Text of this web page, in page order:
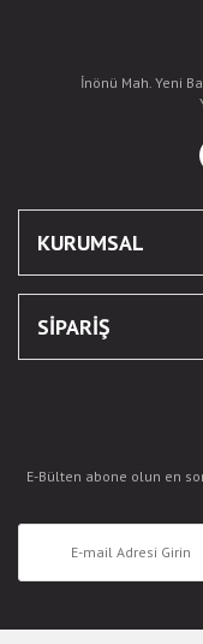
İnönü Mah. Yeni
KURUMSAL
SİPARİŞ
E-Bülten abone olun en